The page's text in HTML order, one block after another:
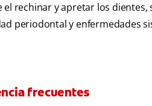
rechinar y apretar los
periodontal y enfermedades
frecuentes